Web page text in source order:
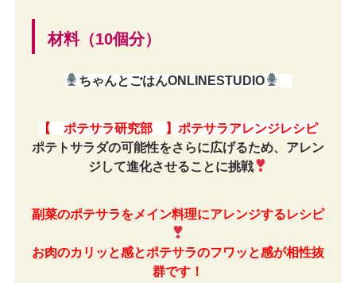
材料（10個分）
ちゃんとごはんONLINESTUDIO
【 ポテサラ研究部 】ポテサラアレンジレシピ
ポテトサラダの可能性をさらに広げるため、アレン
ジして進化させることに挑戦
副菜のポテサラをメイン料理にアレンジするレシピ
お肉のカリッと感とポテサラのフワッと感が相性抜
群です！